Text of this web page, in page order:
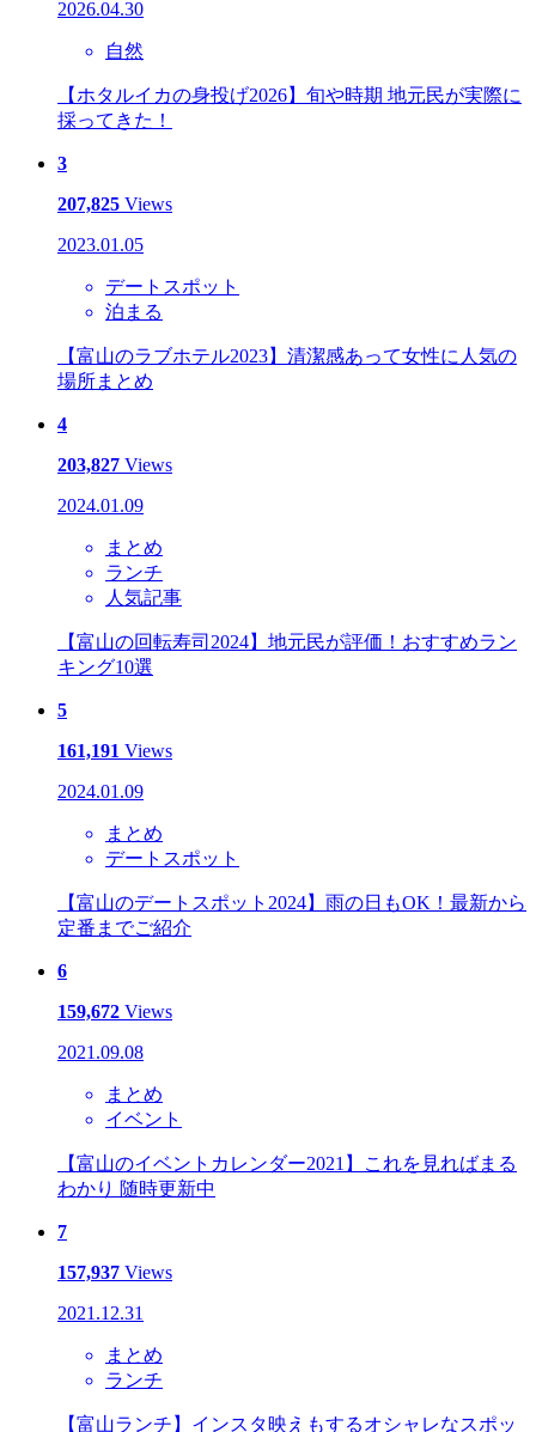
2026.04.30
自然
【ホタルイカの身投げ2026】旬や時期 地元民が実際に
採ってきた！
3
207,825 Views
2023.01.05
デートスポット
泊まる
【富山のラブホテル2023】清潔感あって女性に人気の
場所まとめ
4
203,827 Views
2024.01.09
まとめ
ランチ
人気記事
【富山の回転寿司2024】地元民が評価！おすすめラン
キング10選
5
161,191 Views
2024.01.09
まとめ
デートスポット
【富山のデートスポット2024】雨の日もOK！最新から
定番までご紹介
6
159,672 Views
2021.09.08
まとめ
イベント
【富山のイベントカレンダー2021】これを見ればまる
わかり 随時更新中
7
157,937 Views
2021.12.31
まとめ
ランチ
【富山ランチ】インスタ映えもするオシャレなスポッ